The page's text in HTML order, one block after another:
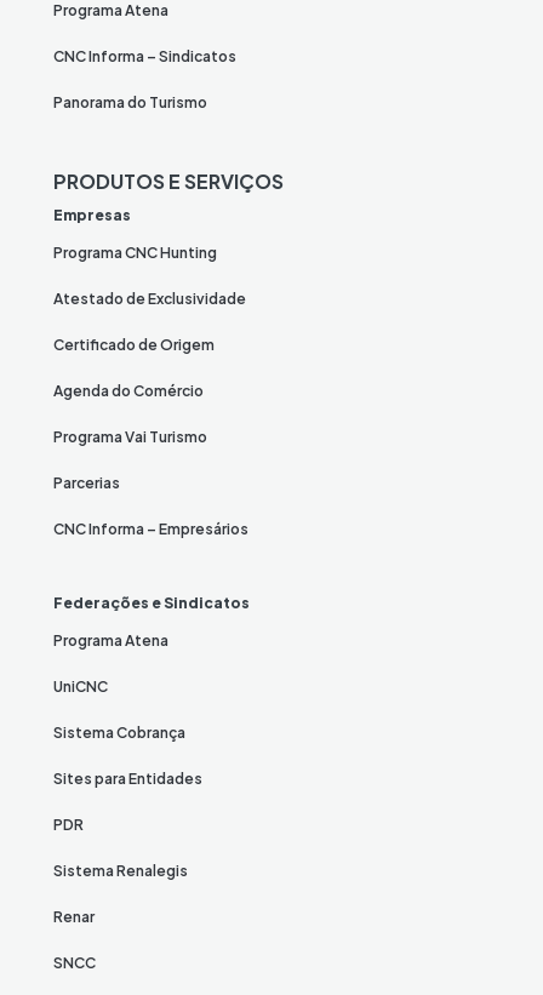
Programa Atena
CNC Informa – Sindicatos
Panorama do Turismo
PRODUTOS E SERVIÇOS
Empresas
Programa CNC Hunting
Atestado de Exclusividade
Certificado de Origem
Agenda do Comércio
Programa Vai Turismo
Parcerias
CNC Informa – Empresários
Federações e Sindicatos
Programa Atena
UniCNC
Sistema Cobrança
Sites para Entidades
PDR
Sistema Renalegis
Renar
SNCC